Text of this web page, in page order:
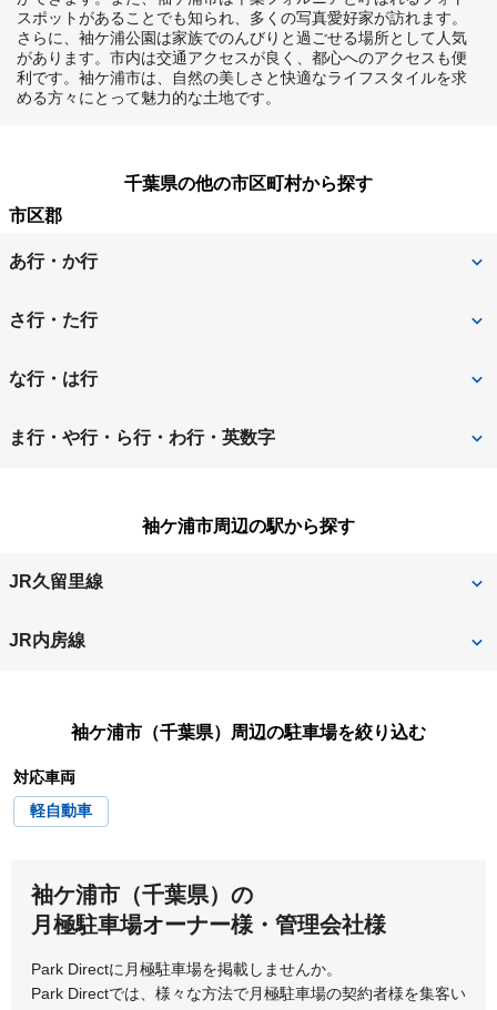
スポットがあることでも知られ、多くの写真愛好家が訪れます。
さらに、袖ケ浦公園は家族でのんびりと過ごせる場所として人気
があります。市内は交通アクセスが良く、都心へのアクセスも便
利です。袖ケ浦市は、自然の美しさと快適なライフスタイルを求
める方々にとって魅力的な土地です。
千葉県の他の市区町村から探す
市区郡
あ行・か行
旭市
夷隅郡御宿町
大網白里市
柏市
木更津市
君津市
さ行・た行
佐倉市
山武郡横芝光町 山武市
館山市
千葉市
千葉市中央区
千葉市若葉区 銚子市
長生郡一宮町
な行・は行
流山市 習志野市
船橋市
ま行・や行・ら行・わ行・英数字
四街道市
袖ケ浦市周辺の駅から探す
JR久留里線
東横田
JR内房線
袖ケ浦市（千葉県）
周辺の駐車場を絞り込む
対応車両
軽自動車
袖ケ浦市（千葉県）の
月極駐車場オーナー様・管理会社様
Park Directに月極駐車場を掲載しませんか。
Park Directでは、様々な方法で月極駐車場の契約者様を集客い